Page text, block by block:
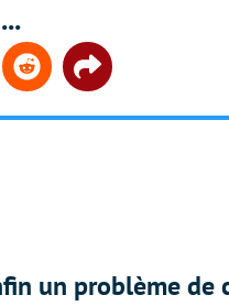
Reddit Share
un problème de